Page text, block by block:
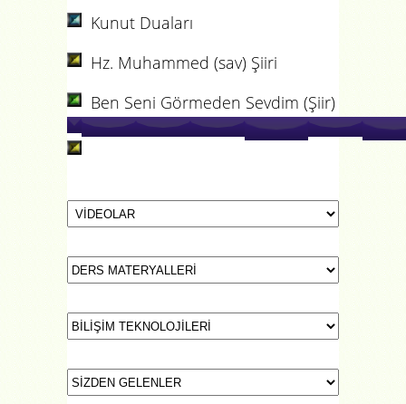
Kunut Duaları
Hz. Muhammed (sav) Şiiri
Ben Seni Görmeden Sevdim (Şiir)